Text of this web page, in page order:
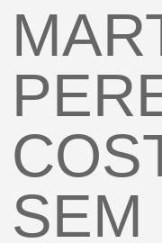
SEM